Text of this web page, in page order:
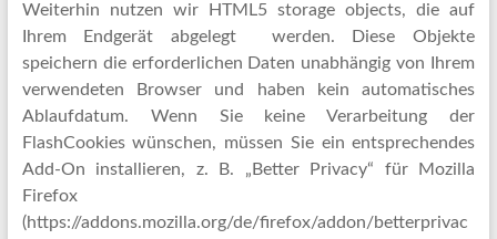
Weiterhin nutzen wir HTML5 storage objects, die auf
Ihrem Endgerät abgelegt werden. Diese Objekte
speichern die erforderlichen Daten unabhängig von Ihrem
verwendeten Browser und haben kein automatisches
Ablaufdatum. Wenn Sie keine Verarbeitung der
FlashCookies wünschen, müssen Sie ein entsprechendes
Add-On installieren, z. B. „Better Privacy“ für Mozilla
Firefox
(https://addons.mozilla.org/de/firefox/addon/betterprivac